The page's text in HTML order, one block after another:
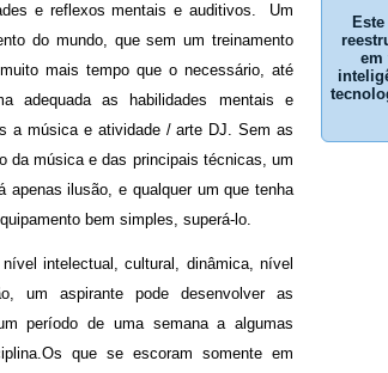
e reflexos mentais e auditivos. Um
do mundo, que sem um treinamento
mais tempo que o necessário, até
adequada as habilidades mentais e
a música e atividade / arte DJ. Sem as
da música e das principais técnicas, um
apenas ilusão, e qualquer um que tenha
bem simples, superá-lo.
intelectual, cultural, dinâmica, nível
um aspirante pode desenvolver as
período de uma semana a algumas
que se escoram somente em
em